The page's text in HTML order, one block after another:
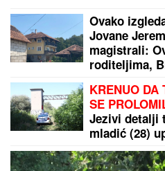
Ovako
Jovane
magistrali:
roditeljima,
KRENUO DA
SE
Jezivi detalji
mladić (28)
metara:
strada..."